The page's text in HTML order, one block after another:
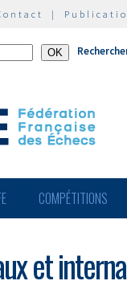
|
COMPÉTITIONS
et